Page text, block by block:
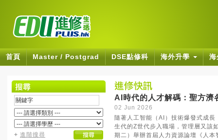
首頁 Master / Postgrad DSE點修科 海外升學
+ 進階搜尋
AI時代的人才解碼：聖方濟
02 Jun 2026
隨著人工智能（AI）技術爆發式成
生代的Z世代步入職場，管理層又該
期二）舉辦首屆人力資源論壇《人